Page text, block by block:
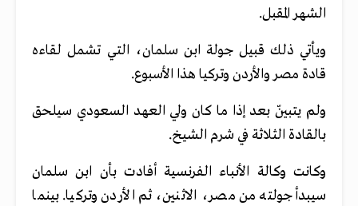
الشهر المقبل.
ويأتي ذلك قبيل جولة ابن سلمان، التي تشمل لقاءه
قادة مصر والأردن وتركيا هذا الأسبوع.
ولم يتبينّ بعد إذا ما كان ولي العهد السعودي سيلحق
بالقادة الثلاثة في شرم الشيخ.
وكانت وكالة الأنباء الفرنسية أفادت بأن ابن سلمان
سيبدأ جولته من مصر، الاثنين، ثم الأردن وتركيا. بينما